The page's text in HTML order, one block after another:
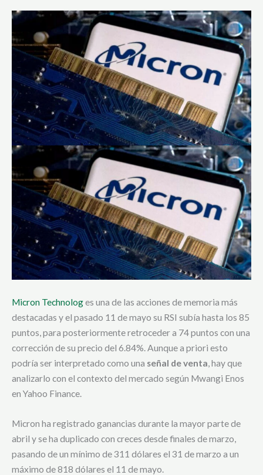
Micron Technologes una de las acciones de memoria más
destacadas yel pasado 11 de mayo su RSI subía hasta los 85
puntos, para posteriormente retroceder a 74 puntos con una
corrección de su precio del 6.84%. Aunquea priori esto
podría ser interpretado como una señal de venta, hay que
analizarlo con el contexto del mercado según Mwangi Enos
en Yahoo Finance.
Micron ha registrado ganancias durante la mayor parte de
abril y se ha duplicado con creces desde finales de marzo,
pasando de un mínimo de 311 dólares el 31 de marzo a un
máximo de 818 dólares el 11 de mayo.